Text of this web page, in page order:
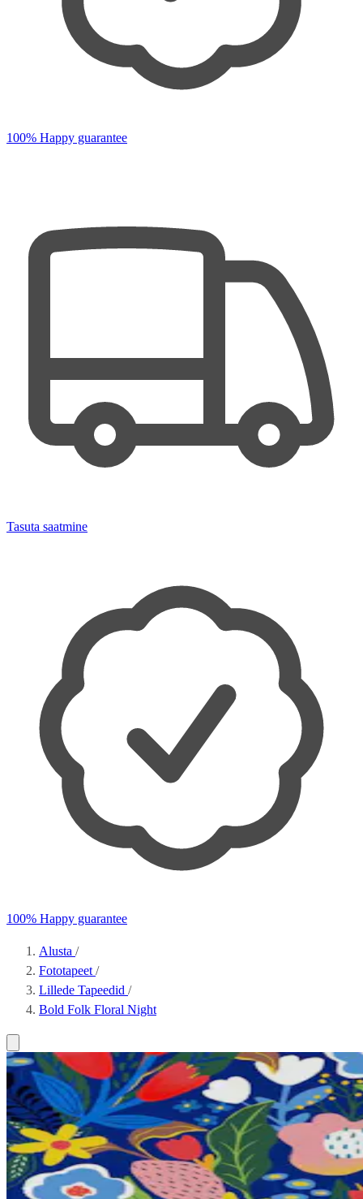
100% Happy guarantee
Tasuta saatmine
100% Happy guarantee
Alusta /
Fototapeet /
Lillede Tapeedid /
Bold Folk Floral Night